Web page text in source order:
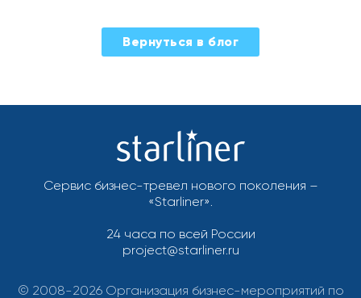
Вернуться в блог
Сервис бизнес-тревел нового поколения –
«Starliner».
24 часа по всей России
project@starliner.ru
© 2008-2026 Организация бизнес-мероприятий по